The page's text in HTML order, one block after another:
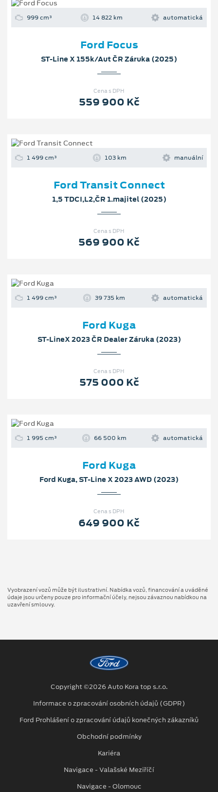
999 cm³ 14 822 km automatická
Ford Focus
ST-Line X 155k/Aut ČR Záruka (2025)
Cena s DPH
559 900 Kč
1 499 cm³ 103 km manuální
Ford Transit Connect
1,5 TDCI,L2,ČR 1.majitel (2025)
Cena s DPH
569 900 Kč
1 499 cm³ 39 735 km automatická
Ford Kuga
ST-LineX 2023 ČR Dealer Záruka (2023)
Cena s DPH
575 000 Kč
1 995 cm³ 66 500 km automatická
Ford Kuga
Ford Kuga, ST-Line X 2023 AWD (2023)
Cena s DPH
649 900 Kč
Vyobrazení vozů může být ilustrativní. Nabídka vozů, financování a uváděné
údaje jsou určeny pouze pro informační účely, nejsou závaznou nabídkou na
uzavření smlouvy.
Copyright ©2026 Auto Kora top s.r.o.
Informace o zpracování osobních údajů (GDPR)
Ford Prohlášení o zpracování údajů konečných zákazníků
Obchodní podmínky
Kariéra
Navigace - Valašské Meziříčí
Navigace - Olomouc